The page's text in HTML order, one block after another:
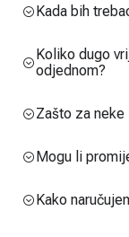
Kada bih
Koliko dugo
odjednom?
Zašto za neke
Mogu li
Kako